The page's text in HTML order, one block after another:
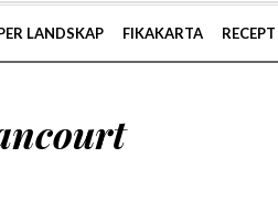
LANDSKAP FIKAKARTA RECEPT